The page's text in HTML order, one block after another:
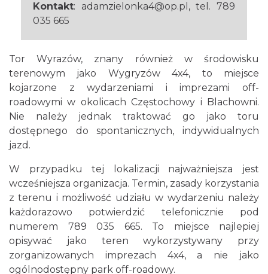
Kontakt: adamzielonka4@op.pl, tel. 789
035 665
Tor Wyrazów, znany również w środowisku
terenowym jako Wygryzów 4x4, to miejsce
kojarzone z wydarzeniami i imprezami off-
roadowymi w okolicach Częstochowy i Blachowni.
Nie należy jednak traktować go jako toru
dostępnego do spontanicznych, indywidualnych
jazd.
W przypadku tej lokalizacji najważniejsza jest
wcześniejsza organizacja. Termin, zasady korzystania
z terenu i możliwość udziału w wydarzeniu należy
każdorazowo potwierdzić telefonicznie pod
numerem 789 035 665. To miejsce najlepiej
opisywać jako teren wykorzystywany przy
zorganizowanych imprezach 4x4, a nie jako
ogólnodostępny park off-roadowy.